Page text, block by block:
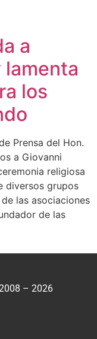
a
lamenta
los
Prensa del Hon.
a Giovanni
religiosa
diversos grupos
las asociaciones
de las
– 2026